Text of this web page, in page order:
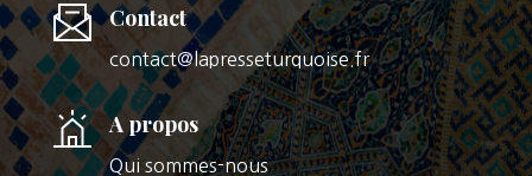
Contact
contact@lapresseturquoise.fr
A propos
Qui sommes-nous